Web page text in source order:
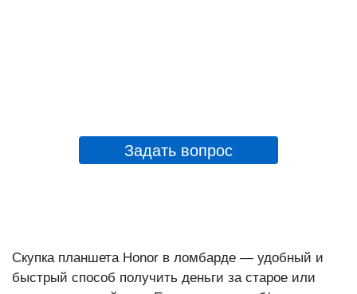
Задать вопрос
Скупка планшета Honor в ломбарде — удобный и
быстрый способ получить деньги за старое или